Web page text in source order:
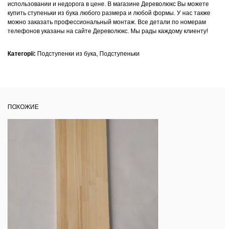
использовании и недорога в цене. В магазине Дереволюкс Вы можете
купить ступеньки из бука любого размера и любой формы. У нас также
можно заказать профессиональный монтаж. Все детали по номерам
телефонов указаны на сайте Дереволюкс. Мы рады каждому клиенту!
Категорії: Подступенки из бука, Подступеньки
ПОХОЖИЕ